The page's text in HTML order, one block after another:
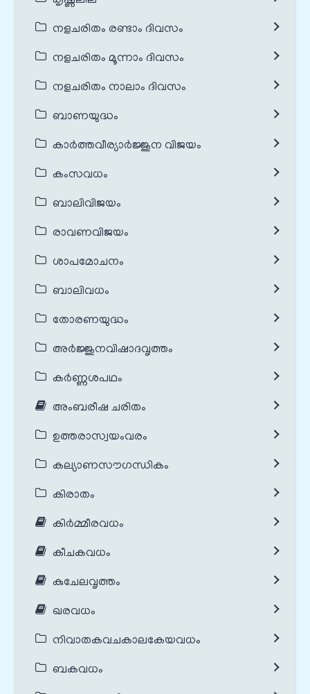
നളചരിതം രണ്ടാം ദിവസം
നളചരിതം മൂന്നാം ദിവസം
നളചരിതം നാലാം ദിവസം
ബാണയുദ്ധം
കാർത്തവീര്യാർജ്ജുന വിജയം
കംസവധം
ബാലിവിജയം
രാവണവിജയം
ശാപമോചനം
ബാലിവധം
തോരണയുദ്ധം
അർജ്ജുനവിഷാദവൃത്തം
കർണ്ണശപഥം
അംബരീഷ ചരിതം
ഉത്തരാസ്വയംവരം
കല്യാണസൗഗന്ധികം
കിരാതം
കിർമ്മീരവധം
കീചകവധം
കുചേലവൃത്തം
ഖരവധം
നിവാതകവചകാലകേയവധം
ബകവധം